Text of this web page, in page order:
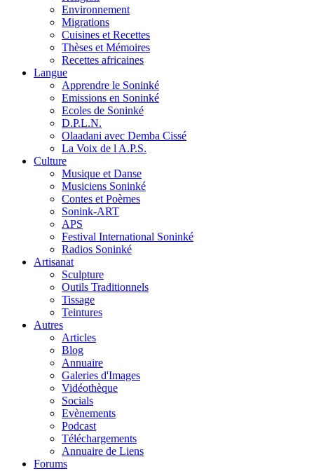
Environnement
Migrations
Cuisines et Recettes
Thèses et Mémoires
Recettes africaines
Langue
Apprendre le Soninké
Emissions en Soninké
Ecoles de Soninké
D.P.L.N.
Olaadani avec Demba Cissé
La Voix de l A.P.S.
Culture
Musique et Danse
Musiciens Soninké
Contes et Poèmes
Sonink-ART
APS
Festival International Soninké
Radios Soninké
Artisanat
Sculpture
Outils Traditionnels
Tissage
Teintures
Autres
Articles
Blog
Annuaire
Galeries d'Images
Vidéothèque
Socials
Evènements
Podcast
Téléchargements
Annuaire de Liens
Forums